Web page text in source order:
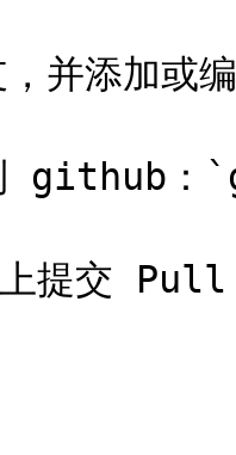
，并添加
github